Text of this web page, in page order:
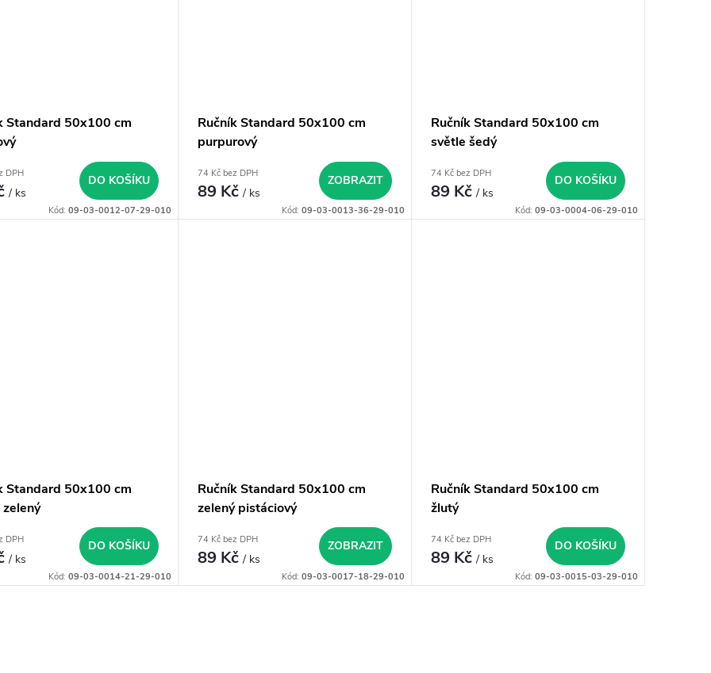
Standard 50x100 cm
DPH
/ ks
DO KOŠÍKU
Kód: 09-03-0012-07-29-010
Ručník Standard 50x100 cm
purpurový
74 Kč bez DPH
89 Kč/ ks
ZOBRAZIT
Kód: 09-03-0013-36-29-010
Ručník Standard 50x100 cm
světle šedý
74 Kč bez DPH
89 Kč/ ks
DO KOŠÍKU
Kód: 09-03-0004-06-29-010
Standard 50x100 cm
DPH
/ ks
DO KOŠÍKU
Kód: 09-03-0014-21-29-010
Ručník Standard 50x100 cm
zelený pistáciový
74 Kč bez DPH
89 Kč/ ks
ZOBRAZIT
Kód: 09-03-0017-18-29-010
Ručník Standard 50x100 cm
žlutý
74 Kč bez DPH
89 Kč/ ks
DO KOŠÍKU
Kód: 09-03-0015-03-29-010